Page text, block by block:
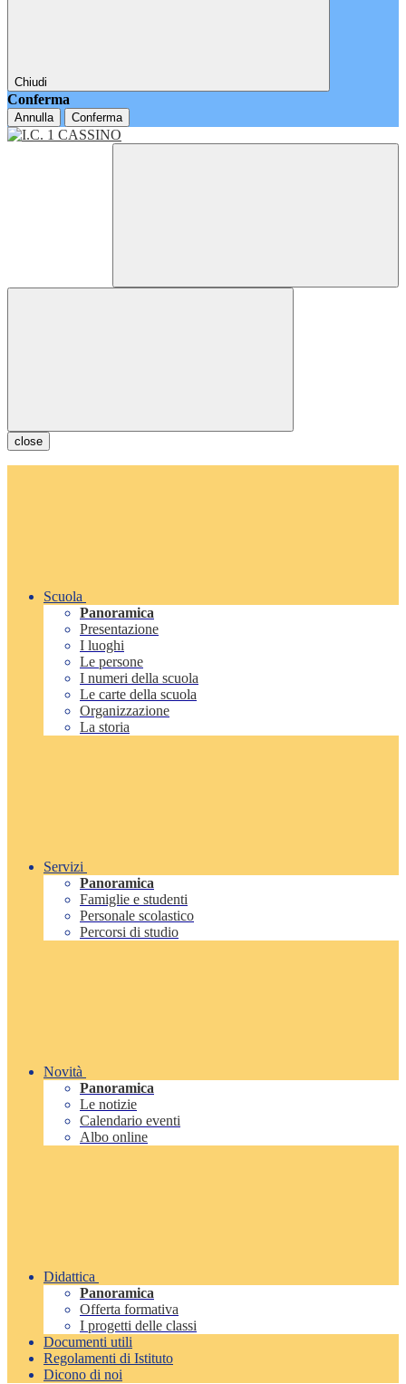
Chiudi
Conferma
Annulla Conferma
close
Scuola
Panoramica
Presentazione
I luoghi
Le persone
I numeri della scuola
Le carte della scuola
Organizzazione
La storia
Servizi
Panoramica
Famiglie e studenti
Personale scolastico
Percorsi di studio
Novità
Panoramica
Le notizie
Calendario eventi
Albo online
Didattica
Panoramica
Offerta formativa
I progetti delle classi
Documenti utili
Regolamenti di Istituto
Dicono di noi